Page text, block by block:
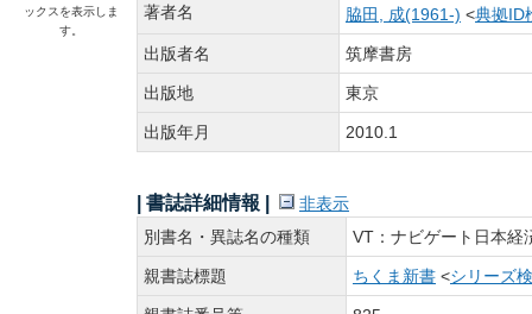
ックスを表示しま
す。
著者名 脇田, 成(1961-) <典拠ID
出版者名 筑摩書房
出版地 東京
出版年月 2010.1
| 書誌詳細情報 |
非表示
別書名・異誌名の種類
VT：ナビゲート日本経
親書誌標題 ちくま新書 <シリーズ